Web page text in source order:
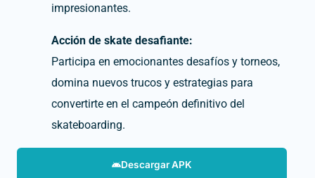
impresionantes.
Acción de skate desafiante:
Participa en emocionantes desafíos y torneos,
domina nuevos trucos y estrategias para
convertirte en el campeón definitivo del
skateboarding.
Descargar APK